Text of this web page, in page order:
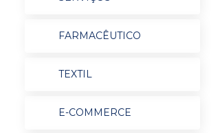
FARMACÊUTICO
TEXTIL
E-COMMERCE